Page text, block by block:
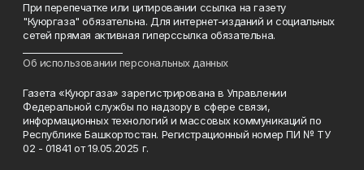
При перепечатке или цитировании ссылка на газету
"Куюргаза" обязательна. Для интернет-изданий и социальных
сетей прямая активная гиперссылка обязательна.
Об использовании персональных данных
Газета «Куюргаза» зарегистрирована в Управлении
Федеральной службы по надзору в сфере связи,
информационных технологий и массовых коммуникаций по
Республике Башкортостан. Регистрационный номер ПИ № ТУ
02 - 01841 от 19.05.2025 г.